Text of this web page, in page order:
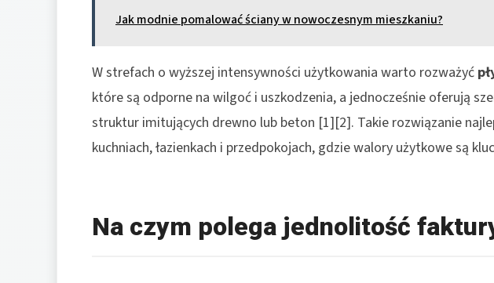
Jak modnie pomalować ściany w nowoczesnym mieszkaniu?
W strefach o wyższej intensywności użytkowania warto rozważyć
które są odporne na wilgoć i uszkodzenia, a jednocześnie oferują
struktur imitujących drewno lub beton [1][2]. Takie rozwiązanie
kuchniach, łazienkach i przedpokojach, gdzie walory użytkowe są
Na czym polega jednolitość